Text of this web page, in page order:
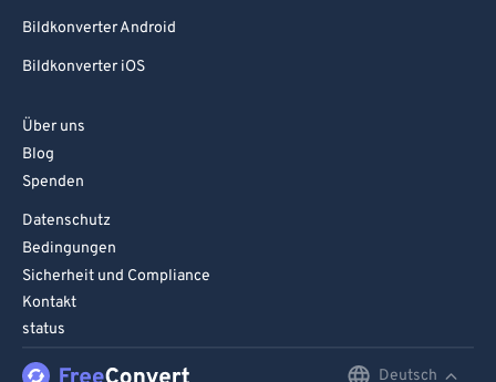
Bildkonverter Android
Bildkonverter iOS
Über uns
Blog
Spenden
Datenschutz
Bedingungen
Sicherheit und Compliance
Kontakt
status
Deutsch